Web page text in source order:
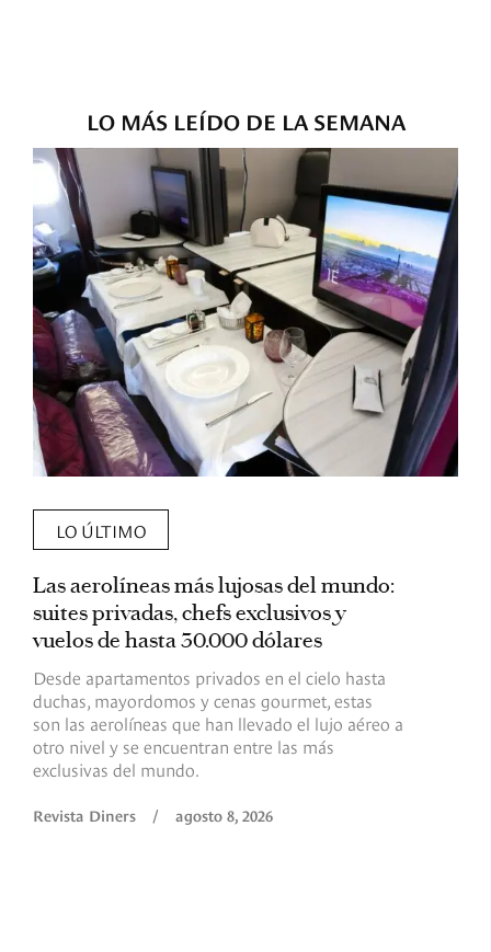
LO MÁS LEÍDO DE LA SEMANA
LO ÚLTIMO
Las aerolíneas más lujosas del mundo:
suites privadas, chefs exclusivos y
vuelos de hasta 30.000 dólares
Desde apartamentos privados en el cielo hasta
duchas, mayordomos y cenas gourmet, estas
son las aerolíneas que han llevado el lujo aéreo a
otro nivel y se encuentran entre las más
exclusivas del mundo.
Revista Diners / agosto 8, 2026